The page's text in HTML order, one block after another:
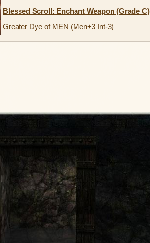
Blessed Scroll: Enchant Weapon (Grade C)
Greater Dye of MEN (Men+3 Int-3)